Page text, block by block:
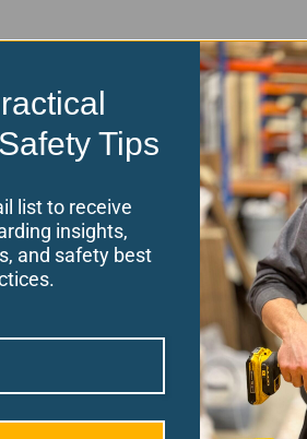
des « travaux à chaud » (par exemple, meulage,
toutes les consignes de sécurité est requis. Le
Pour votre sécurité et l'efficacité de notre
le risque de blessure et enfreint notre
Pour obtenir des directives détaillées en
Solde!
Tips
list to receive
insights,
and safety best